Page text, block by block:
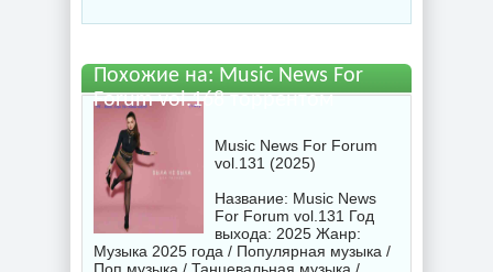
Похожие на: Music News For
Forum vol.168 торрентом
Music News For Forum
vol.131 (2025)
Название: Music News
For Forum vol.131 Год
выхода: 2025 Жанр:
Музыка 2025 года / Популярная музыка /